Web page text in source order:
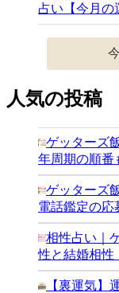
占い【今月の
人気の投稿
ゲッターズ
年周期の順番
ゲッターズ
電話鑑定の応
相性占い｜
性と結婚相性
【裏運気】